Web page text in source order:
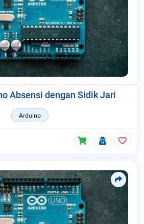
Absensi dengan Sidik Jari
Arduino